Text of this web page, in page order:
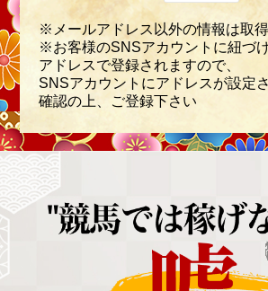
※
※メールアドレス以外の情報は取
※お客様のSNSアカウントに紐づ
アドレスで登録されますので、
SNSアカウントにアドレスが設定
確認の上、ご登録下さい